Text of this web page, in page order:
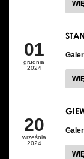
01
grudnia
2024
20
września
2024